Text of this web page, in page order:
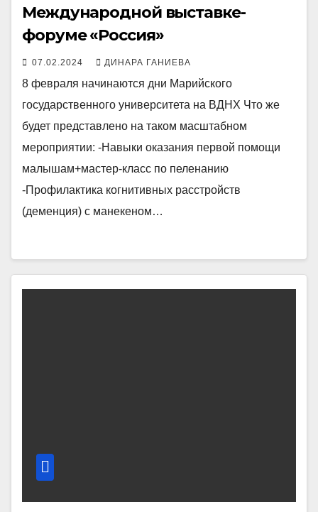
Международной выставке-
форуме «Россия»
07.02.2024 ДИНАРА ГАНИЕВА
8 февраля начинаются дни Марийского
государственного университета на ВДНХ Что же
будет представлено на таком масштабном
мероприятии: -Навыки оказания первой помощи
малышам+мастер-класс по пеленанию
-Профилактика когнитивных расстройств
(деменция) с манекеном…